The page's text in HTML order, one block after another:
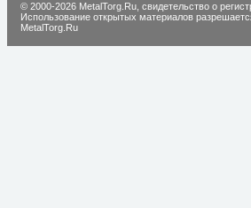
© 2000-2026 MetalTorg.Ru, cвидетельство о
Использование открытых материалов
MetalTorg.Ru